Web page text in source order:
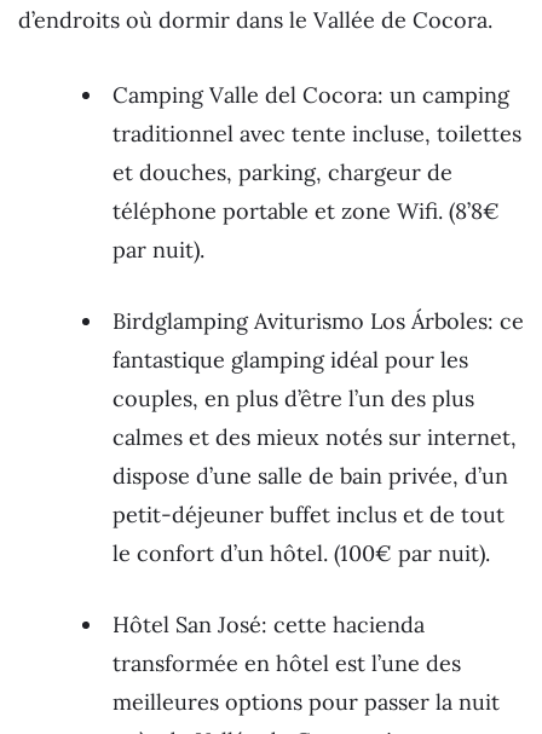
d’endroits où dormir dans le Vallée de Cocora.
Camping Valle del Cocora: un camping
traditionnel avec tente incluse, toilettes
et douches, parking, chargeur de
téléphone portable et zone Wifi. (8’8€
par nuit).
Birdglamping Aviturismo Los Árboles: ce
fantastique glamping idéal pour les
couples, en plus d’être l’un des plus
calmes et des mieux notés sur internet,
dispose d’une salle de bain privée, d’un
petit-déjeuner buffet inclus et de tout
le confort d’un hôtel. (100€ par nuit).
Hôtel San José: cette hacienda
transformée en hôtel est l’une des
meilleures options pour passer la nuit